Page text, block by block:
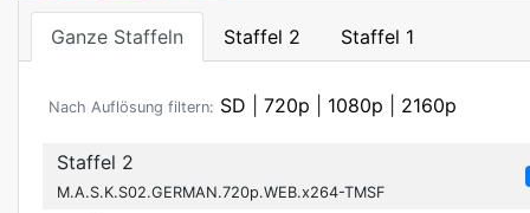
Ganze Staffeln Staffel 2 Staffel 1
Nach Auflösung filtern: SD 720p 1080p 2160p
Staffel 2
M.A.S.K.S02.GERMAN.720p.WEB.x264-TMSF